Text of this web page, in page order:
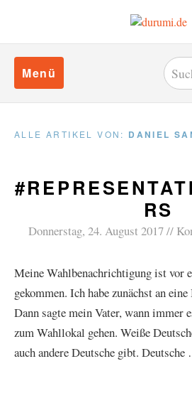
Menü
ALLE ARTIKEL VON: DANIEL
RS
Donnerstag, 24. August 2017
Meine Wahlbenachrichtigung ist vor
gekommen. Ich habe zunächst an
Dann sagte mein Vater, wann immer
zum Wahllokal gehen. Weiße
auch andere Deutsche gibt.